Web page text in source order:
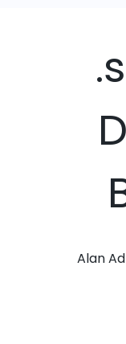
Alan